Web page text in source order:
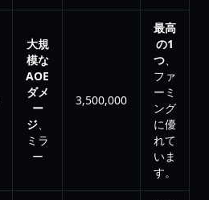
大規
模な
AOE
ダメ
ー
ジ、
ミラ
ー
3,500,000
最高
の1
つ、
ファ
ーミ
ング
に優
れて
いま
す。